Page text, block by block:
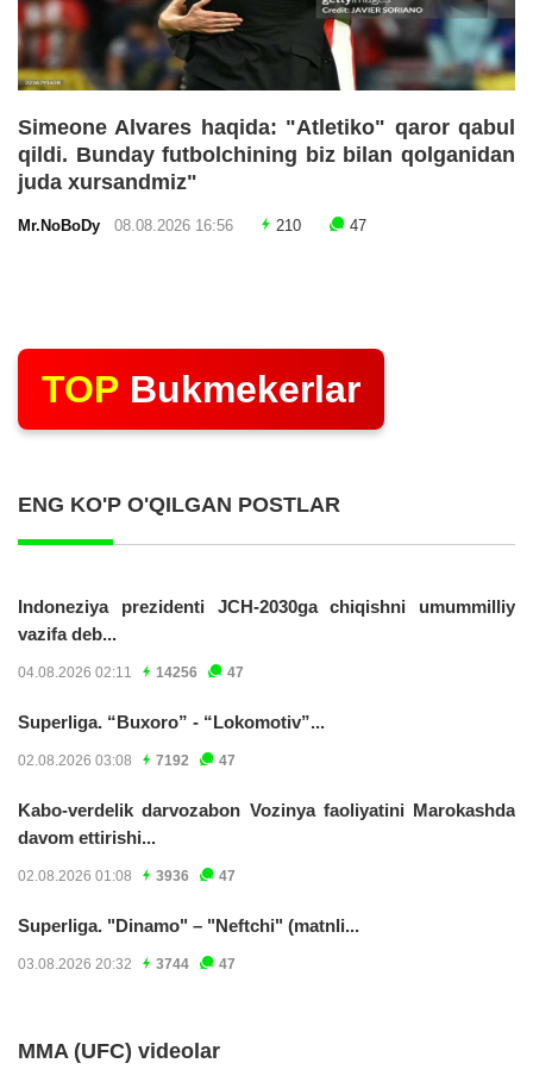
Simeone Alvares haqida: "Atletiko" qaror qabul
qildi. Bunday futbolchining biz bilan qolganidan
juda xursandmiz"
Mr.NoBoDy 08.08.2026 16:56 210 47
TOP Bukmekerlar
ENG KO'P O'QILGAN POSTLAR
Indoneziya prezidenti JCH-2030ga chiqishni umummilliy
vazifa deb...
04.08.2026 02:11 14256 47
Superliga. “Buxoro” - “Lokomotiv”...
02.08.2026 03:08 7192 47
Kabo-verdelik darvozabon Vozinya faoliyatini Marokashda
davom ettirishi...
02.08.2026 01:08 3936 47
Superliga. "Dinamo" – "Neftchi" (matnli...
03.08.2026 20:32 3744 47
MMA (UFC) videolar